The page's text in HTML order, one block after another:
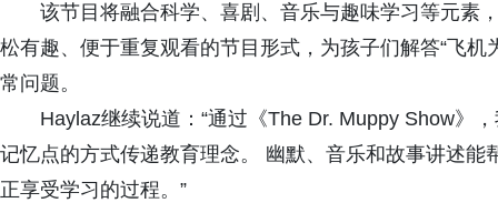
该节目将融合科学、喜剧、音乐与趣味学习等元素
松有趣、便于重复观看的节目形式，为孩子们解答“飞机
常问题。
Haylaz继续说道：“通过《The Dr. Muppy Show》
记忆点的方式传递教育理念。 幽默、音乐和故事讲述
正享受学习的过程。”